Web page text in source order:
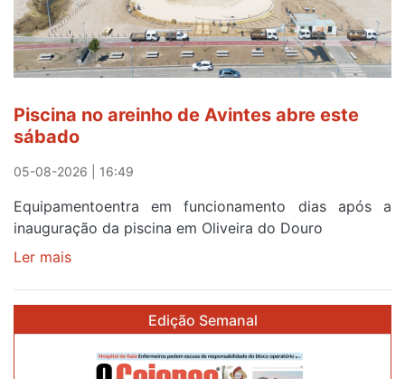
em
menos
de
24
após
campanha
reforço
Piscina no areinho de Avintes abre este
sábado
05-08-2026 | 16:49
Equipamentoentra em funcionamento dias após a
inauguração da piscina em Oliveira do Douro
Ler mais
Avintes
Edição Semanal